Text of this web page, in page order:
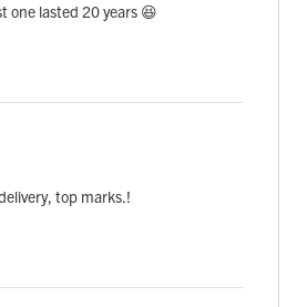
one lasted 20 years 😆
top marks.!